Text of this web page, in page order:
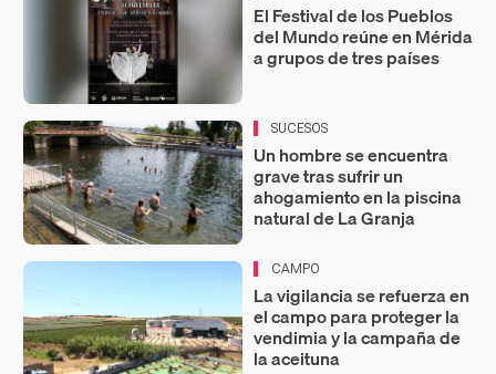
El Festival de los Pueblos
del Mundo reúne en Mérida
a grupos de tres países
SUCESOS
Un hombre se encuentra
grave tras sufrir un
ahogamiento en la piscina
natural de La Granja
CAMPO
La vigilancia se refuerza en
el campo para proteger la
vendimia y la campaña de
la aceituna